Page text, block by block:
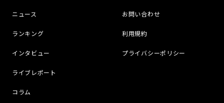
ニュース
ランキング
インタビュー
ライブレポート
コラム
お問い合わせ
利用規約
プライバシーポリシー